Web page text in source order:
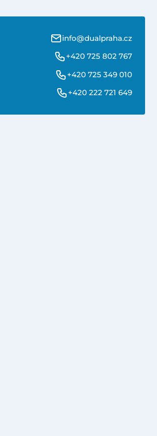
info@dualpraha.cz
+420 725 802 767
+420 725 349 010
+420 222 721 649